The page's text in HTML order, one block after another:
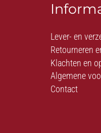
Lever- en
Retourneren
Klachten en
Algemene
Contact